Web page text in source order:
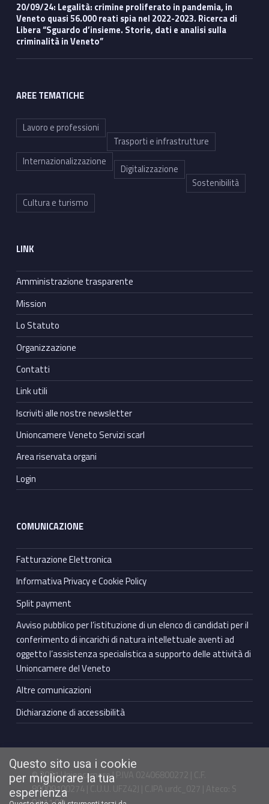
20/09/24: Legalità: crimine proliferato in pandemia, in
Veneto quasi 56.000 reati spia nel 2022-2023. Ricerca di
Libera “Sguardo d’insieme. Storie, dati e analisi sulla
criminalità in Veneto”
AREE TEMATICHE
Lavoro e professioni
Trasporti e infrastrutture
Internazionalizzazione
Digitalizzazione
Sostenibilità
Cultura e turismo
LINK
Amministrazione trasparente
Mission
Lo Statuto
Organizzazione
Contatti
Link utili
Iscriviti alle nostre newsletter
Unioncamere Veneto Servizi scarl
Area riservata organi
Login
COMUNICAZIONE
Fatturazione Elettronica
Informativa Privacy e Cookie Policy
Split payment
Avviso pubblico per l’istituzione di un elenco di candidati per il
conferimento di incarichi di natura intellettuale aventi ad
oggetto l’assistenza specialistica a supporto delle attività di
Unioncamere del Veneto
Altre comunicazioni
Dichiarazione di accessibilità
© 2021 Unioncamere | P.IVA 02406800272 | C.F.
80009100274 | C.U.U. UFZ42J | C.IPA urdc_027 | Ateco: S
Questo sito usa i cookie
per migliorare la tua
esperienza